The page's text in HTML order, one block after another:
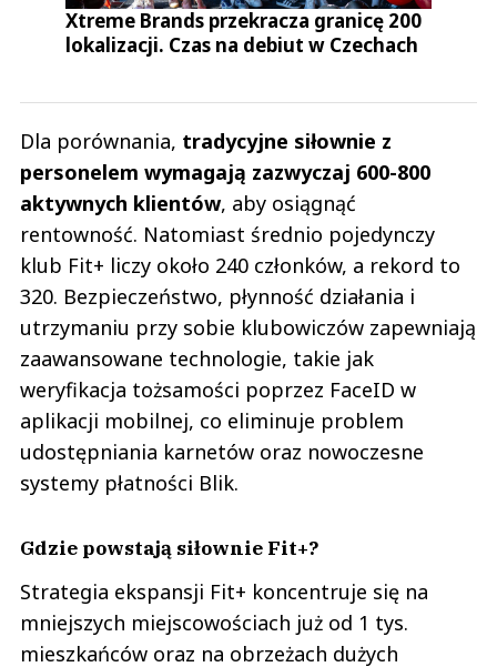
Xtreme Brands przekracza granicę 200
lokalizacji. Czas na debiut w Czechach
Dla porównania, tradycyjne siłownie z
personelem wymagają zazwyczaj 600-800
aktywnych klientów, aby osiągnąć
rentowność. Natomiast średnio pojedynczy
klub Fit+ liczy około 240 członków, a rekord to
320. Bezpieczeństwo, płynność działania i
utrzymaniu przy sobie klubowiczów zapewniają
zaawansowane technologie, takie jak
weryfikacja tożsamości poprzez FaceID w
aplikacji mobilnej, co eliminuje problem
udostępniania karnetów oraz nowoczesne
systemy płatności Blik.
Gdzie powstają siłownie Fit+?
Strategia ekspansji Fit+ koncentruje się na
mniejszych miejscowościach już od 1 tys.
mieszkańców oraz na obrzeżach dużych